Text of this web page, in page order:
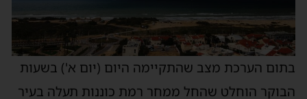
בתום הערכת מצב שהתקיימה היום (יום א') בשעות
הבוקר הוחלט שהחל ממחר רמת כוננות תעלה בעיר